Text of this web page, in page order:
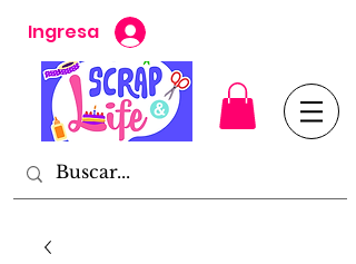
Ingresa